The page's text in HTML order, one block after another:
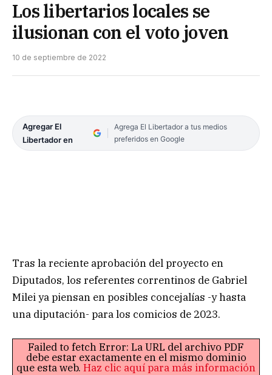
Los libertarios locales se
ilusionan con el voto joven
10 de septiembre de 2022
Agregar El
Libertador en
Agrega El Libertador a tus medios
preferidos en Google
Tras la reciente aprobación del proyecto en
Diputados, los referentes correntinos de Gabriel
Milei ya piensan en posibles concejalías -y hasta
una diputación- para los comicios de 2023.
Failed to fetch Error: La URL del archivo PDF
debe estar exactamente en el mismo dominio
que esta web. Haz clic aquí para más información